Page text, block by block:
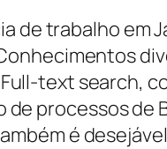
trabalho em
text search,
processos
é